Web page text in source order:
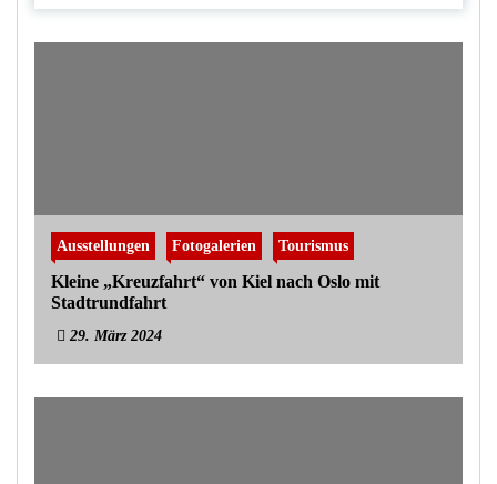
Ausstellungen Fotogalerien Tourismus
Kleine „Kreuzfahrt“ von Kiel nach Oslo mit
Stadtrundfahrt
29. März 2024